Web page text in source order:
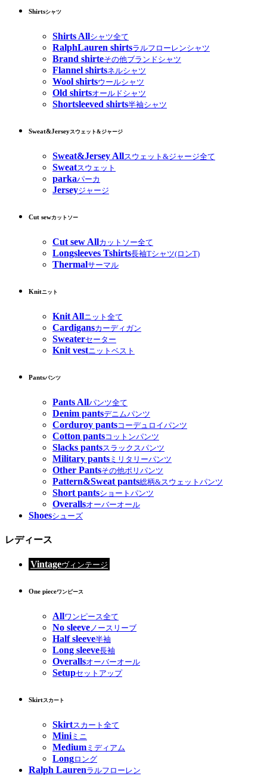
Shirtsシャツ
Shirts Allシャツ全て
RalphLauren shirtsラルフローレンシャツ
Brand shirteその他ブランドシャツ
Flannel shirtsネルシャツ
Wool shirtsウールシャツ
Old shirtsオールドシャツ
Shortsleeved shirts半袖シャツ
Sweat&Jerseyスウェット&ジャージ
Sweat&Jersey Allスウェット&ジャージ全て
Sweatスウェット
parkaパーカ
Jerseyジャージ
Cut sewカットソー
Cut sew Allカットソー全て
Longsleeves Tshirts長袖Tシャツ(ロンT)
Thermalサーマル
Knitニット
Knit Allニット全て
Cardigansカーディガン
Sweaterセーター
Knit vestニットベスト
Pantsパンツ
Pants Allパンツ全て
Denim pantsデニムパンツ
Corduroy pantsコーデュロイパンツ
Cotton pantsコットンパンツ
Slacks pantsスラックスパンツ
Military pants ミリタリーパンツ
Other Pantsその他ポリパンツ
Pattern&Sweat pants総柄&スウェットパンツ
Short pantsショートパンツ
Overallsオーバーオール
Shoesシューズ
レディース
Vintageヴィンテージ
One pieceワンピース
Allワンピース全て
No sleeveノースリーブ
Half sleeve半袖
Long sleeve長袖
Overallsオーバーオール
Setupセットアップ
Skirtスカート
Skirtスカート全て
Miniミニ
Medium ミディアム
Longロング
Ralph Laurenラルフローレン